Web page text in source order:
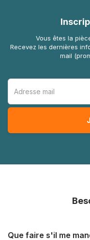
Vous êtes la
Recevez les dernières
mail
Que faire s'il me